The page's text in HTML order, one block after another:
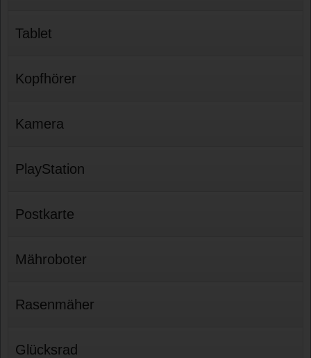
Tablet
Kopfhörer
Kamera
PlayStation
Postkarte
Mähroboter
Rasenmäher
Glücksrad